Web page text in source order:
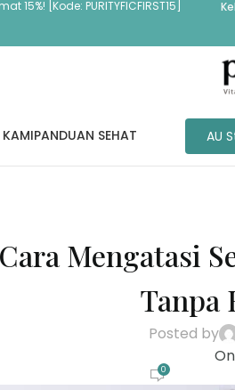
15%! [Kode: PURITYFICFIRST15]
PANDUAN SEHAT AU
Mengatasi
Tanpa
Posted by
0